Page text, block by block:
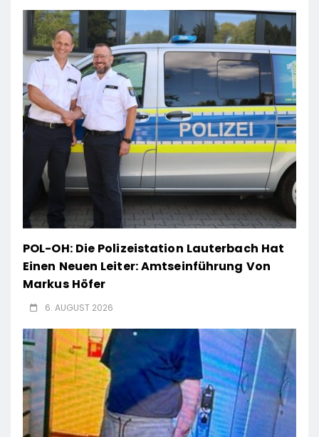
POL-OH: Die Polizeistation Lauterbach Hat
Einen Neuen Leiter: Amtseinführung Von
Markus Höfer
6. AUGUST 2026